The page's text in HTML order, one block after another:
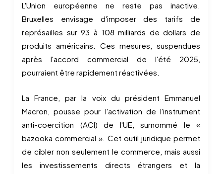
L'Union européenne ne reste pas inactive.
Bruxelles envisage d'imposer des tarifs de
représailles sur 93 à 108 milliards de dollars de
produits américains. Ces mesures, suspendues
après l'accord commercial de l'été 2025,
pourraient être rapidement réactivées.
La France, par la voix du président Emmanuel
Macron, pousse pour l'activation de l'instrument
anti-coercition (ACI) de l'UE, surnommé le «
bazooka commercial ». Cet outil juridique permet
de cibler non seulement le commerce, mais aussi
les investissements directs étrangers et la